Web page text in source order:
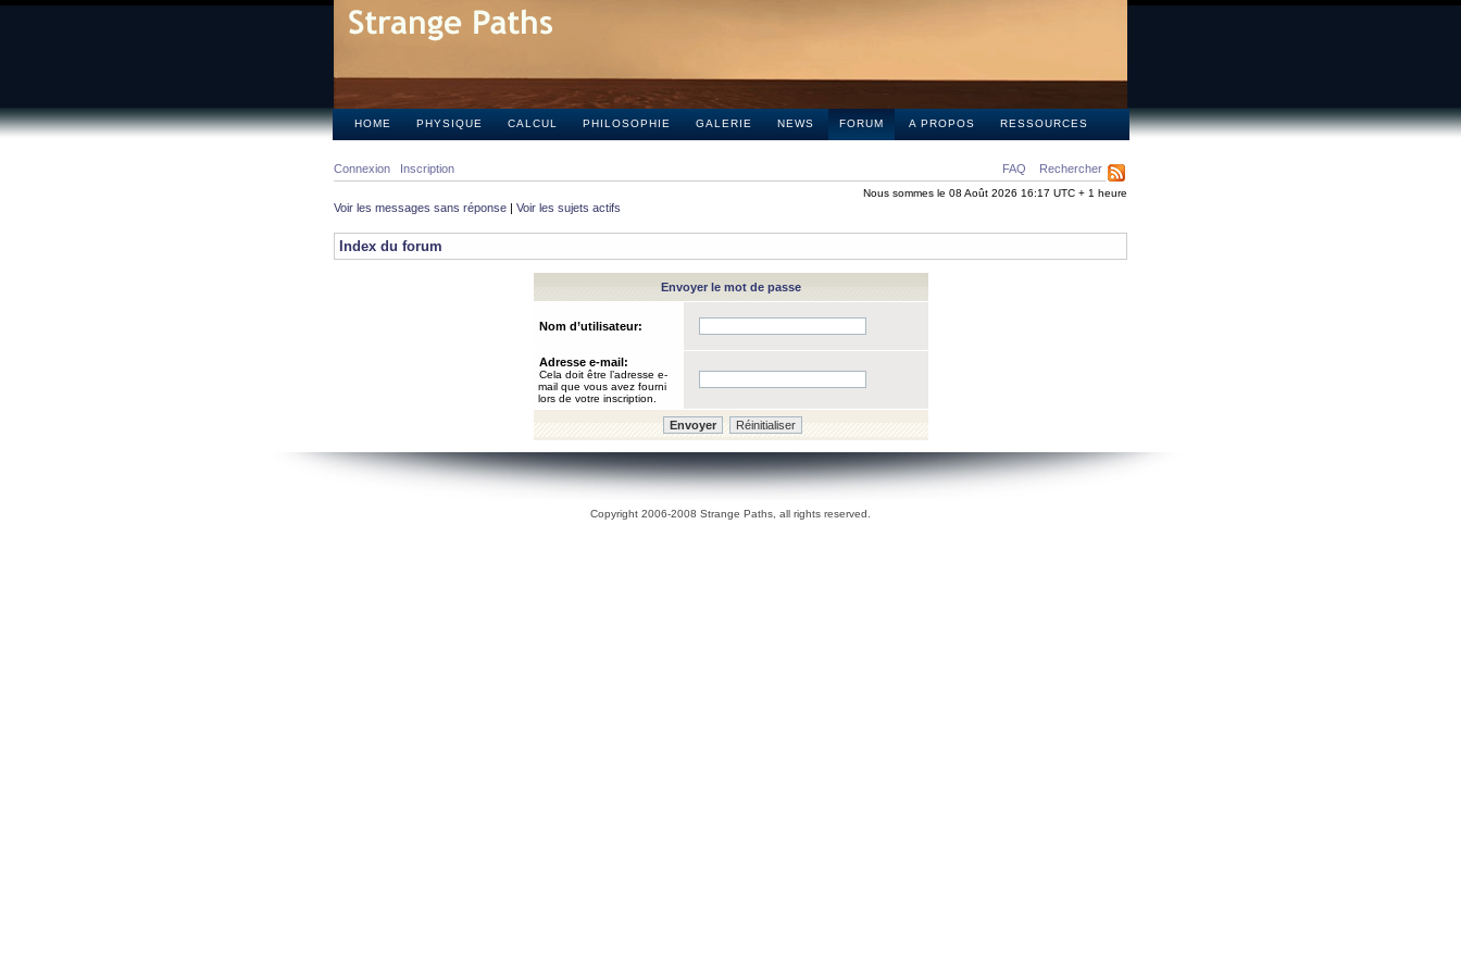
HOME PHYSIQUE CALCUL PHILOSOPHIE GALERIE NEWS FORUM A PROPOS RESSOURCES
FAQ Rechercher
Connexion Inscription
Nous sommes le 08 Août 2026 16:17 UTC + 1 heure
Voir les messages sans réponse | Voir les sujets actifs
Index du forum
Envoyer le mot de passe
Nom d’utilisateur:
Adresse e-mail:
Cela doit être l’adresse e-
mail que vous avez fourni
lors de votre inscription.
Copyright 2006-2008 Strange Paths, all rights reserved.